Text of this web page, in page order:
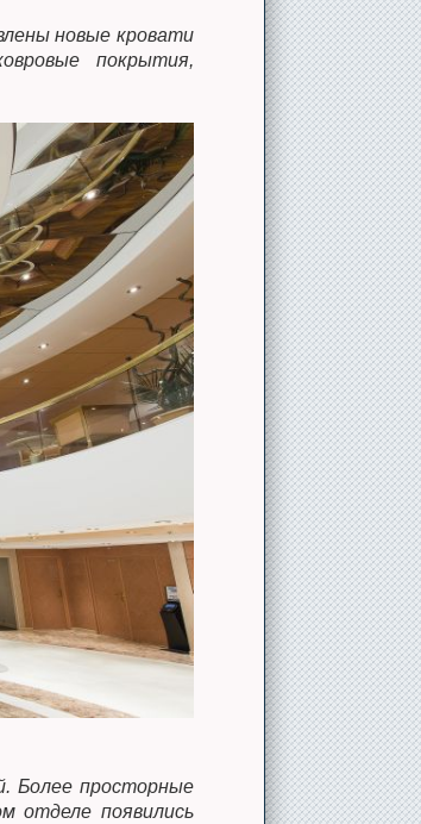
новые кровати
покрытия,
Более просторные
отделе появились